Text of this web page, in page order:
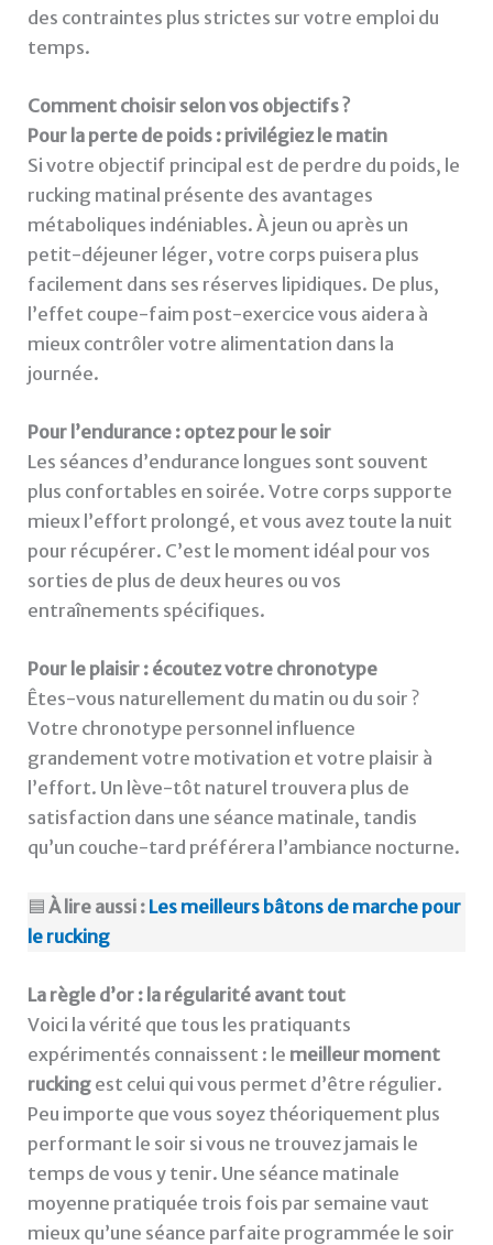
des contraintes plus strictes sur votre emploi du
temps.
Comment choisir selon vos objectifs ?
Pour la perte de poids : privilégiez le matin
Si votre objectif principal est de perdre du poids, le
rucking matinal présente des avantages
métaboliques indéniables. À jeun ou après un
petit-déjeuner léger, votre corps puisera plus
facilement dans ses réserves lipidiques. De plus,
l’effet coupe-faim post-exercice vous aidera à
mieux contrôler votre alimentation dans la
journée.
Pour l’endurance : optez pour le soir
Les séances d’endurance longues sont souvent
plus confortables en soirée. Votre corps supporte
mieux l’effort prolongé, et vous avez toute la nuit
pour récupérer. C’est le moment idéal pour vos
sorties de plus de deux heures ou vos
entraînements spécifiques.
Pour le plaisir : écoutez votre chronotype
Êtes-vous naturellement du matin ou du soir ?
Votre chronotype personnel influence
grandement votre motivation et votre plaisir à
l’effort. Un lève-tôt naturel trouvera plus de
satisfaction dans une séance matinale, tandis
qu’un couche-tard préférera l’ambiance nocturne.
🟦À lire aussi : Les meilleurs bâtons de marche pour
le rucking
La règle d’or : la régularité avant tout
Voici la vérité que tous les pratiquants
expérimentés connaissent : le meilleur moment
rucking est celui qui vous permet d’être régulier.
Peu importe que vous soyez théoriquement plus
performant le soir si vous ne trouvez jamais le
temps de vous y tenir. Une séance matinale
moyenne pratiquée trois fois par semaine vaut
mieux qu’une séance parfaite programmée le soir